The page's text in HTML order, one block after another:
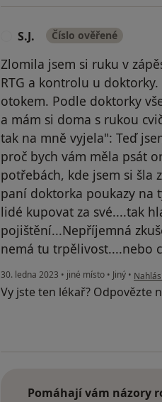
S.J. Číslo ověřené
Zlomila jsem si ruku v
RTG a kontrolu u
otokem. Podle doktorky
a mám si doma s rukou
tak na mně vyjela": Teď
proč bych vám měla psát
potřebách, kde jsem si šla
paní doktorka poukazy na
lidé kupovat za své....tak
pojištění...Nepříjemná
nemá tu trpělivost....nebo
30. ledna 2023 • jiné místo • Jiný • podle
Vy jste ten lékař? Odpovězte
Pomáhají vám názory